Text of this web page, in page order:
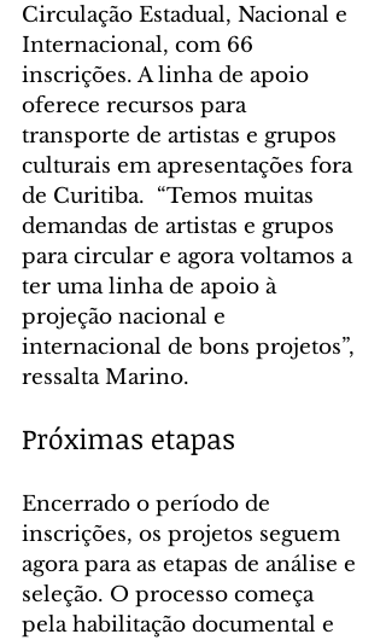
Circulação Estadual, Nacional e
Internacional, com 66
inscrições. A linha de apoio
oferece recursos para
transporte de artistas e grupos
culturais em apresentações fora
de Curitiba.  “Temos muitas
demandas de artistas e grupos
para circular e agora voltamos a
ter uma linha de apoio à
projeção nacional e
internacional de bons projetos”,
ressalta Marino.
Próximas etapas
Encerrado o período de
inscrições, os projetos seguem
agora para as etapas de análise e
seleção. O processo começa
pela habilitação documental e